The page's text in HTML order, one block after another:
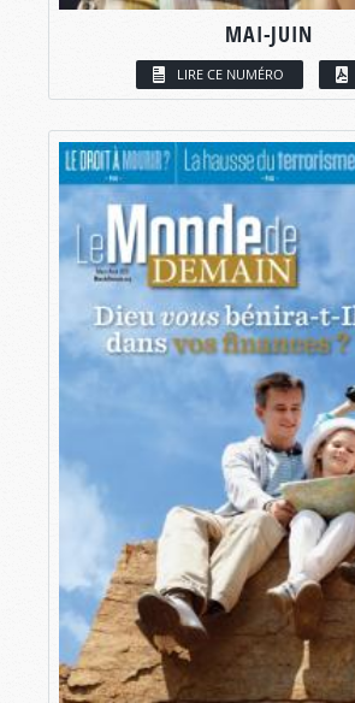
MAI-JUIN
LIRE CE NUMÉRO